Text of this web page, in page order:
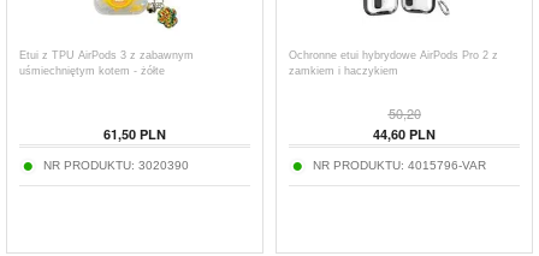
Etui z TPU AirPods 3 z zabawnym
uśmiechniętym kotem - żółte
61,50 PLN
NR PRODUKTU: 3020390
Ochronne etui hybrydowe AirPods Pro 2 z
zamkiem i haczykiem
50,20
44,60 PLN
NR PRODUKTU: 4015796-VAR